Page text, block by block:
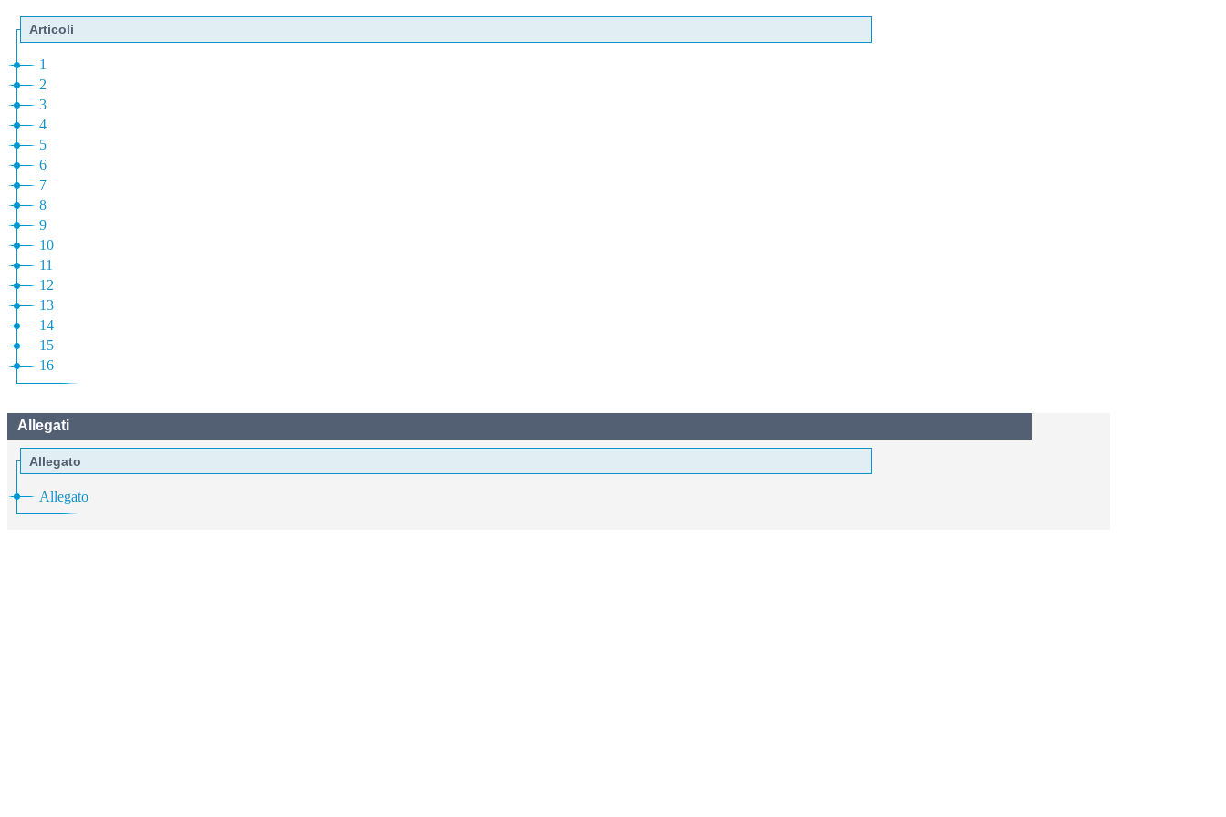
Articoli
1
2
3
4
5
6
7
8
9
10
11
12
13
14
15
16
Allegati
Allegato
Allegato